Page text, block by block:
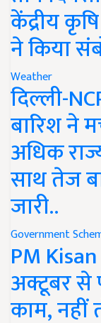
केंद्रीय
ने किया
Weather
दिल्ली-
बारिश ने
अधिक
साथ तेज
जारी..
Government
PM
अक्टूबर से
काम, नहीं